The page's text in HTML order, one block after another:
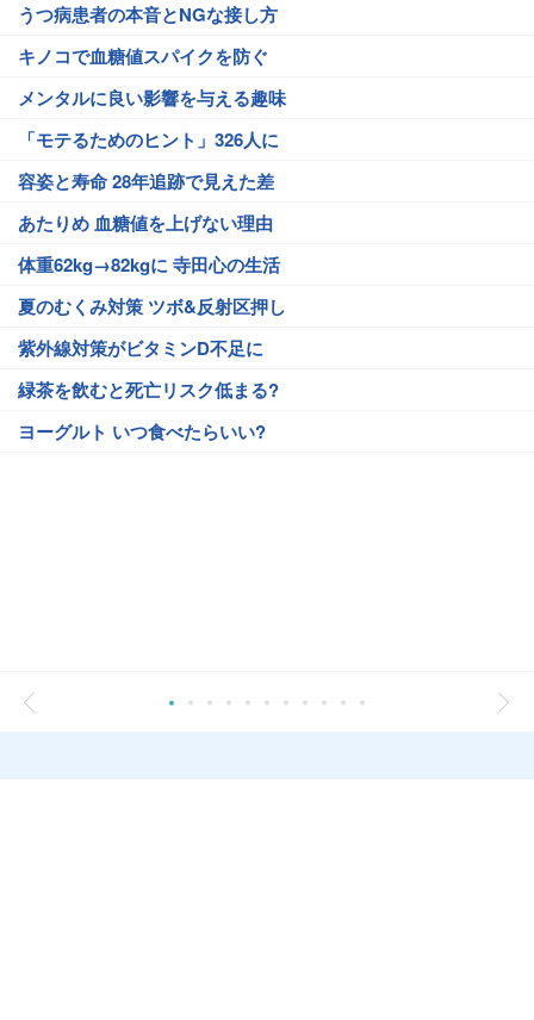
うつ病患者の本音とNGな接し方
キノコで血糖値スパイクを防ぐ
メンタルに良い影響を与える趣味
「モテるためのヒント」326人に
容姿と寿命 28年追跡で見えた差
あたりめ 血糖値を上げない理由
体重62kg→82kgに 寺田心の生活
夏のむくみ対策 ツボ&反射区押し
紫外線対策がビタミンD不足に
緑茶を飲むと死亡リスク低まる?
ヨーグルト いつ食べたらいい?